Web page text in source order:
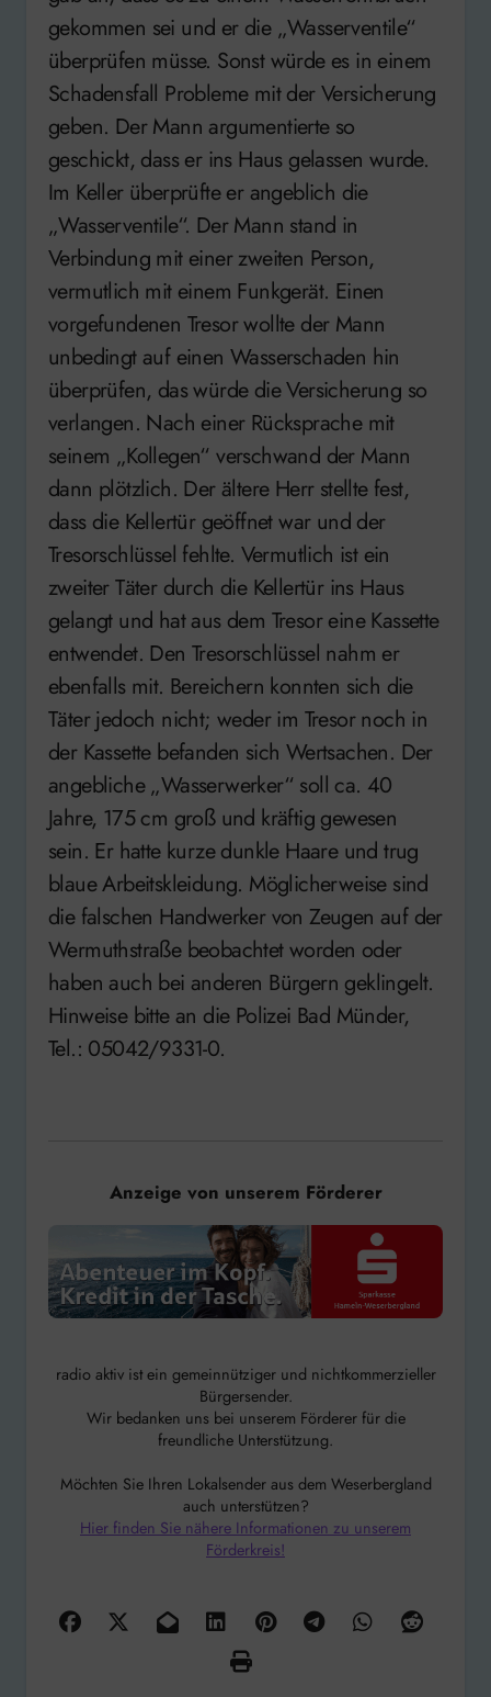
gekommen sei und er die „Wasserventile“
überprüfen müsse. Sonst würde es in einem
Schadensfall Probleme mit der Versicherung
geben. Der Mann argumentierte so
geschickt, dass er ins Haus gelassen wurde.
Im Keller überprüfte er angeblich die
„Wasserventile“. Der Mann stand in
Verbindung mit einer zweiten Person,
vermutlich mit einem Funkgerät. Einen
vorgefundenen Tresor wollte der Mann
unbedingt auf einen Wasserschaden hin
überprüfen, das würde die Versicherung so
verlangen. Nach einer Rücksprache mit
seinem „Kollegen“ verschwand der Mann
dann plötzlich. Der ältere Herr stellte fest,
dass die Kellertür geöffnet war und der
Tresorschlüssel fehlte. Vermutlich ist ein
zweiter Täter durch die Kellertür ins Haus
gelangt und hat aus dem Tresor eine Kassette
entwendet. Den Tresorschlüssel nahm er
ebenfalls mit. Bereichern konnten sich die
Täter jedoch nicht; weder im Tresor noch in
der Kassette befanden sich Wertsachen. Der
angebliche „Wasserwerker“ soll ca. 40
Jahre, 175 cm groß und kräftig gewesen
sein. Er hatte kurze dunkle Haare und trug
blaue Arbeitskleidung. Möglicherweise sind
die falschen Handwerker von Zeugen auf der
Wermuthstraße beobachtet worden oder
haben auch bei anderen Bürgern geklingelt.
Hinweise bitte an die Polizei Bad Münder,
Tel.: 05042/9331-0.
Anzeige von unserem Förderer
radio aktiv ist ein gemeinnütziger und nichtkommerzieller
Bürgersender.
Wir bedanken uns bei unserem Förderer für die
freundliche Unterstützung.
Möchten Sie Ihren Lokalsender aus dem Weserbergland
auch unterstützen?
Hier finden Sie nähere Informationen zu unserem
Förderkreis!